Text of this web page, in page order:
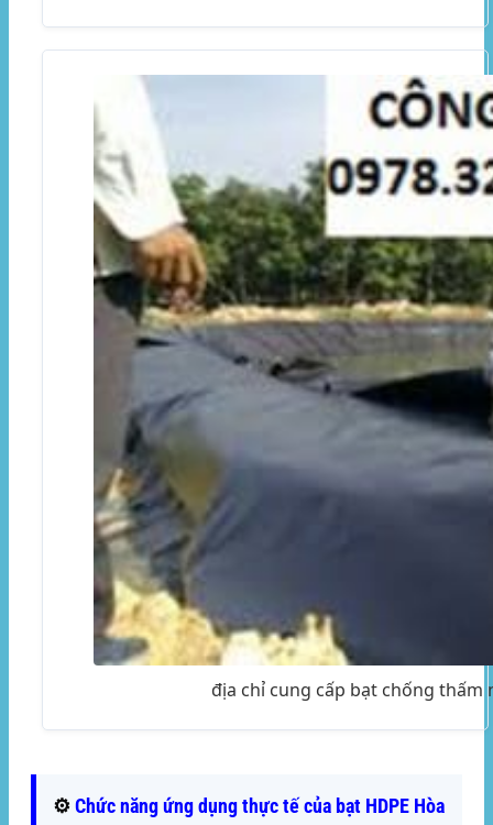
địa chỉ cung cấp bạt chống
⚙️Chức năng ứng dụng thực tế của bạt HDPE Hòa